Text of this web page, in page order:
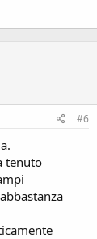
#6
tenuto